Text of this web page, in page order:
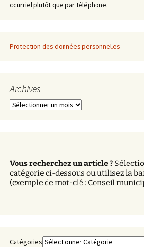
courriel plutôt que par téléphone.
Protection des données personnelles
Archives
A
e
s
Vous recherchez un article ?
catégorie ci-dessous ou utilisez la
(exemple de mot-clé : Conseil
Catégories